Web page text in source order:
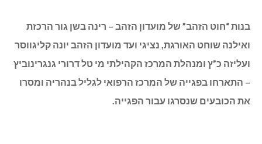
Facebook
WhatsApp
Email
Twitter
Copy
Link
Share